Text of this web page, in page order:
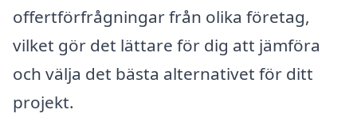
offertförfrågningar från olika företag,
vilket gör det lättare för dig att jämföra
och välja det bästa alternativet för ditt
projekt.